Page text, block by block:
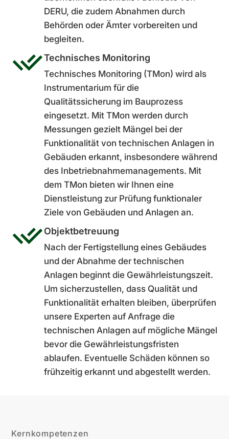
DERU, die zudem Abnahmen durch
Behörden oder Ämter vorbereiten und
begleiten.
Technisches Monitoring
Technisches Monitoring (TMon) wird als
Instrumen­tarium für die
Qualitätssicherung im Bauprozess
eingesetzt. Mit TMon werden durch
Messungen gezielt Mängel bei der
Funktionalität von technischen Anlagen in
Gebäuden erkannt, insbesondere während
des Inbetrieb­nahme­managements. Mit
dem TMon bieten wir Ihnen eine
Dienstleistung zur Prüfung funktionaler
Ziele von Gebäuden und Anlagen an.
Objektbetreuung
Nach der Fertigstellung eines Gebäudes
und der Abnahme der technischen
Anlagen beginnt die Gewährleistungszeit.
Um sicherzustellen, dass Qualität und
Funktionalität erhalten bleiben, überprüfen
unsere Experten auf Anfrage die
technischen Anlagen auf mögliche Mängel
bevor die Gewährleistungsfristen
ablaufen. Eventuelle Schäden können so
frühzeitig erkannt und abgestellt werden.
Kernkompetenzen